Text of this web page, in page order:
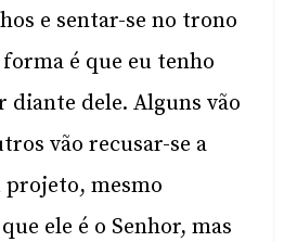
e sentar-se no trono
é que eu tenho
diante dele. Alguns vão
vão recusar-se a
projeto, mesmo
ele é o Senhor, mas